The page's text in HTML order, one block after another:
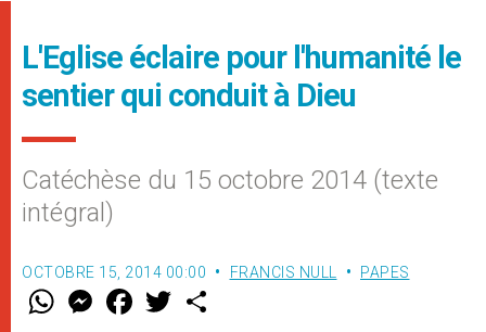
L'Eglise éclaire pour l'humanité le
sentier qui conduit à Dieu
Catéchèse du 15 octobre 2014 (texte
intégral)
OCTOBRE 15, 2014 00:00 FRANCIS NULL PAPES
W M
e
F
a w